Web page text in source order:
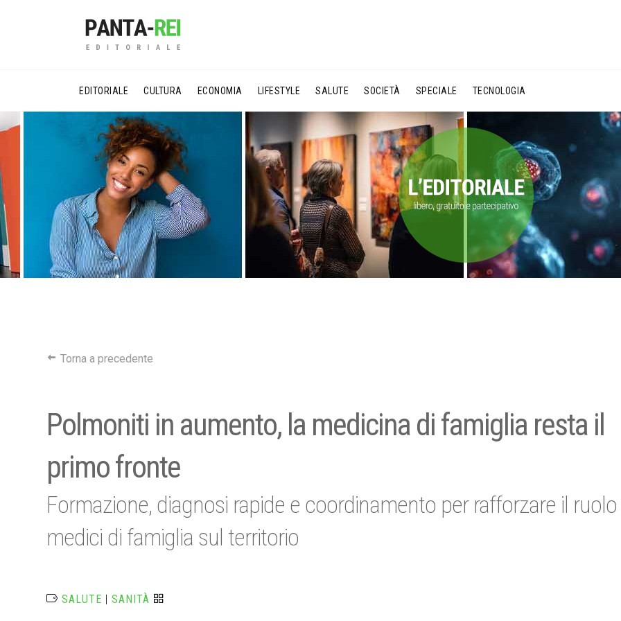
EDITORIALE CULTURA ECONOMIA LIFESTYLE SALUTE SOCIETÀ SPECIALE TECNOLOGIA
Torna a precedente
Polmoniti in aumento, la medicina di famiglia resta il
primo fronte
Formazione, diagnosi rapide e coordinamento per rafforzare il
medici di famiglia sul territorio
SALUTE |SANITÀ